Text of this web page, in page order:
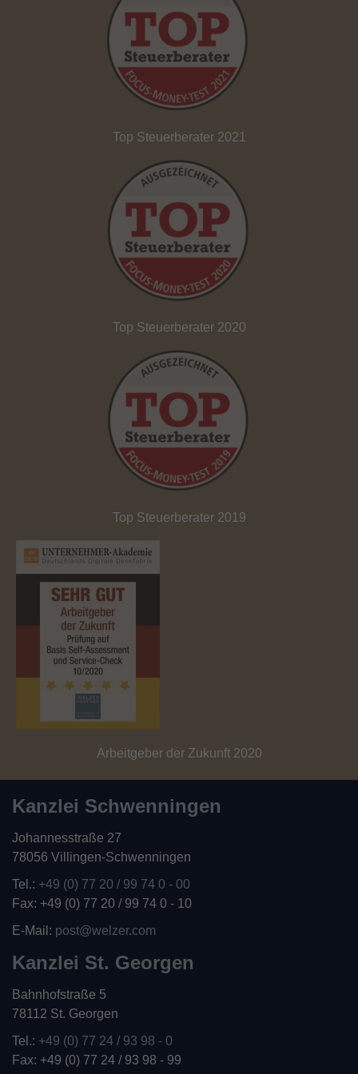
Top Steuerberater 2021
Top Steuerberater 2020
Top Steuerberater 2019
Arbeitgeber der Zukunft 2020
Kanzlei Schwenningen
Johannesstraße 27
78056 Villingen-Schwenningen
Tel.: +49 (0) 77 20 / 99 74 0 - 00
Fax: +49 (0) 77 20 / 99 74 0 - 10
E-Mail: post@welzer.com
Kanzlei St. Georgen
Bahnhofstraße 5
78112 St. Georgen
Tel.: +49 (0) 77 24 / 93 98 - 0
Fax: +49 (0) 77 24 / 93 98 - 99